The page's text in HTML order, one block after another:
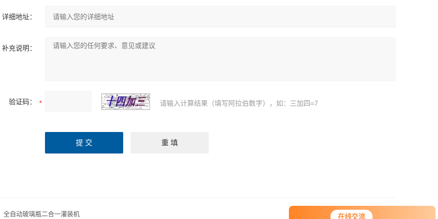
在线交流
详细地址：
补充说明：
验证码： 请输入计算结果（填写阿拉伯数字），如：三加四=7
全自动玻璃瓶二合一灌装机